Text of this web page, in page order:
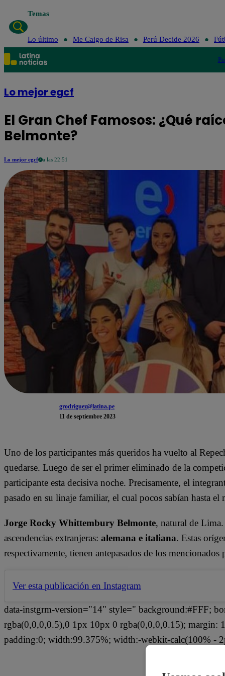
Temas
Lo último Me Caigo de Risa Perú Decide 2026
Lo mejor egcf
El Gran Chef Famosos: ¿Qué
Belmonte?
Lo mejor egcf a las 22:51
grodriguez@latina.pe
11 de septiembre 2023
Uno de los participantes más queridos ha vuelto al
quedarse. Luego de ser el primer eliminado de la
participante esta decisiva noche. Precisamente, el
pasado en su linaje familiar, el cual pocos sabían hasta el
Jorge Rocky Whittembury Belmonte, natural de
ascendencias extranjeras: alemana e italiana. Estas
respectivamente, tienen antepasados de los mencionados
Ver esta publicación en Instagram
data-instgrm-version="14" style=" background:#FFF;
rgba(0,0,0,0.5),0 1px 10px 0 rgba(0,0,0,0.15);
padding:0; width:99.375%; width:-webkit-calc(100% -